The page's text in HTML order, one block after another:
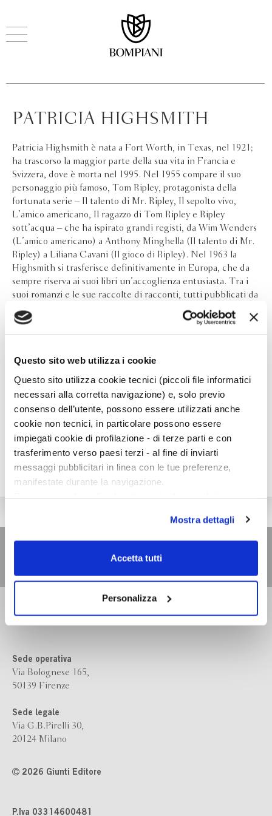
Questo sito web utilizza i cookie
Questo sito utilizza cookie tecnici (piccoli file informatici
necessari alla corretta navigazione) e, solo previo
consenso dell’utente, possono essere utilizzati anche
cookie non tecnici, in particolare possono essere
impiegati cookie di profilazione - di terze parti e con
trasferimento verso paesi terzi - al fine di inviarti
messaggi pubblicitari in linea con le tue preferenze,
manifestate durante la navigazione.
scelte privacy sui cookie, ti invitiamo a prendere visione
dell’informativa cookie.
Chiudendo il banner tramite la “X” prosegui la
dei soli cookie tecnici. Selezionando “Accetta tutti” presti
il tuo consenso alla profilazione che potrai revocare in
ogni momentoRevoca
Mostra dettagli
Accetta tutti
Personalizza
PATRICIA HIGHSMITH
Patricia Highsmith è nata a Fort Worth, in Texas, nel 1921;
ha trascorso la maggior parte della sua vita in Francia e
Svizzera, dove è morta nel 1995. Nel 1955 compare il suo
personaggio più famoso, Tom Ripley, protagonista della
fortunata serie – Il talento di Mr. Ripley, Il sepolto vivo,
L’amico americano, Il ragazzo di Tom Ripley e Ripley
sott’acqua – che ha ispirato grandi registi, da Wim Wenders
(L’amico americano) a Anthony Minghella (Il talento di Mr.
Ripley) a Liliana Cavani (Il gioco di Ripley). Nel 1963 la
Highsmith si trasferisce definitivamente in Europa, che da
sempre riserva ai suoi libri un’accoglienza entusiasta. Tra i
suoi romanzi e le sue raccolte di racconti, tutti pubblicati da
Bompiani, ricordiamo Sconosciuti in treno (da cui il
capolavoro di Alfred Hitchcock L’altro uomo), Vicolo cieco,
Mortensen e Kirsten Dunst), Il grido della civetta, Diario di
Edith, Urla d’amore, Piccoli racconti di misoginia, Delitti
Haynes con Cate Blanchett e Rooney Mara).
Sede operativa
Via Bolognese 165,
50139 Firenze
Sede legale
Via G.B.Pirelli 30,
20124 Milano
2026 Giunti Editore
P.Iva 03314600481